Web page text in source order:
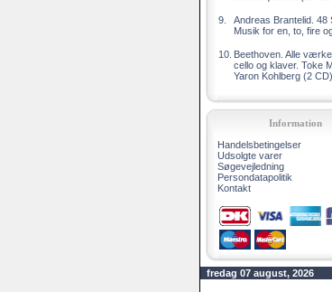
9.
Andreas Brantelid. 48
Musik for en, to, fire
10. Beethoven. Alle
cello og klaver. Toke
Yaron Kohlberg (2 CD)
Information
Handelsbetingelser
Udsolgte varer
Søgevejledning
Persondatapolitik
Kontakt
fredag 07 august, 2026